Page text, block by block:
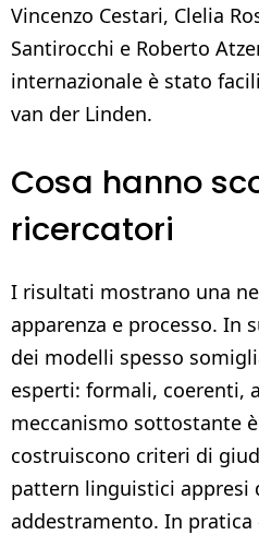
Vincenzo Cestari, Clelia
Santirocchi e Roberto
internazionale è stato
van der Linden.
Cosa hanno
ricercatori
I risultati mostrano una
apparenza e processo. In
dei modelli spesso
esperti: formali, coerenti,
meccanismo sottostante
costruiscono criteri di
pattern linguistici appresi
addestramento. In pratica